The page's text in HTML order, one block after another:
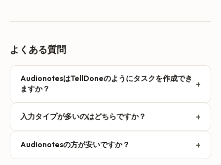
よくある質問
AudionotesはTellDoneのようにタスクを作成でき
ますか？
+
とを書き出せますが、それはアプリの中のテキストにとど
まり、Todoist・Things 3・Remindersには同期しませ
ん。TellDone は期限・優先度・リマインダーを持つ本物
入力タイプが多いのはどちらですか？ +
対応します。TellDone は音声とテキストです。入力の幅
は Audionotes、音声から行動へつなげる深さは TellDone
Audionotesの方が安いですか？ +